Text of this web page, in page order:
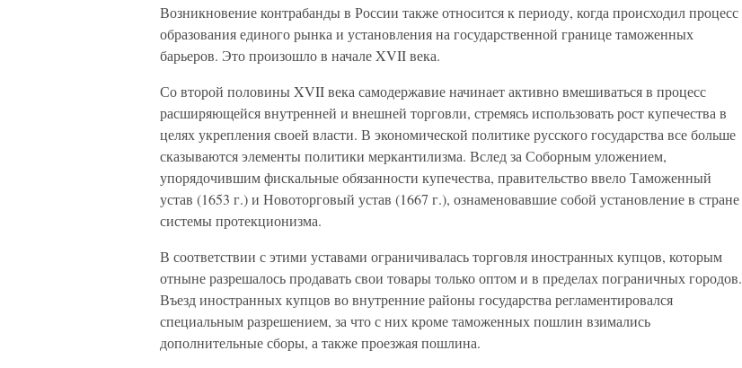
Возникновение контрабанды в России также относится к периоду, когда происходил процесс
образования единого рынка и установления на государственной границе таможенных
барьеров. Это произошло в начале XVII века.
Со второй половины XVII века самодержавие начинает активно вмешиваться в процесс
расширяющейся внутренней и внешней торговли, стремясь использовать рост купечества в
целях укрепления своей власти. В экономической политике русского государства все больше
сказываются элементы политики меркантилизма. Вслед за Соборным уложением,
упорядочившим фискальные обязанности купечества, правительство ввело Таможенный
устав (1653 г.) и Новоторговый устав (1667 г.), ознаменовавшие собой установление в стране
системы протекционизма.
В соответствии с этими уставами ограничивалась торговля иностранных купцов, которым
отныне разрешалось продавать свои товары только оптом и в пределах пограничных городов.
Въезд иностранных купцов во внутренние районы государства регламентировался
специальным разрешением, за что с них кроме таможенных пошлин взимались
дополнительные сборы, а также проезжая пошлина.